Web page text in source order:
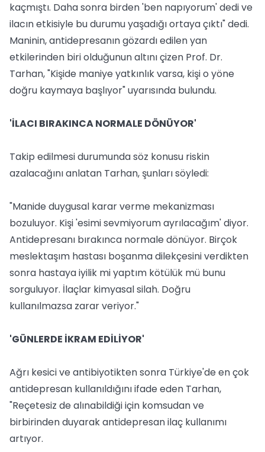
kaçmıştı. Daha sonra birden 'ben napıyorum' dedi ve
ilacın etkisiyle bu durumu yaşadığı ortaya çıktı" dedi.
Maninin, antidepresanın gözardı edilen yan
etkilerinden biri olduğunun altını çizen Prof. Dr.
Tarhan, "Kişide maniye yatkınlık varsa, kişi o yöne
doğru kaymaya başlıyor" uyarısında bulundu.
'İLACI BIRAKINCA NORMALE DÖNÜYOR'
Takip edilmesi durumunda söz konusu riskin
azalacağını anlatan Tarhan, şunları söyledi:
"Manide duygusal karar verme mekanizması
bozuluyor. Kişi 'esimi sevmiyorum ayrılacağım' diyor.
Antidepresanı bırakınca normale dönüyor. Birçok
meslektaşım hastası boşanma dilekçesini verdikten
sonra hastaya iyilik mi yaptım kötülük mü bunu
sorguluyor. İlaçlar kimyasal silah. Doğru
kullanılmazsa zarar veriyor."
'GÜNLERDE İKRAM EDİLİYOR'
Ağrı kesici ve antibiyotikten sonra Türkiye'de en çok
antidepresan kullanıldığını ifade eden Tarhan,
"Reçetesiz de alınabildiği için komsudan ve
birbirinden duyarak antidepresan ilaç kullanımı
artıyor.